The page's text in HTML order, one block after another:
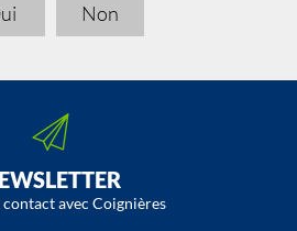
Non
contact avec Coignières